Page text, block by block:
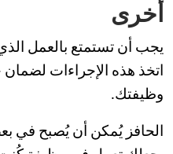
أخرى
يجب أن تستمتع بالعمل
اتخذ هذه الإجراءات
وظيفتك.
الحافز يُمكن أن يُصبح في